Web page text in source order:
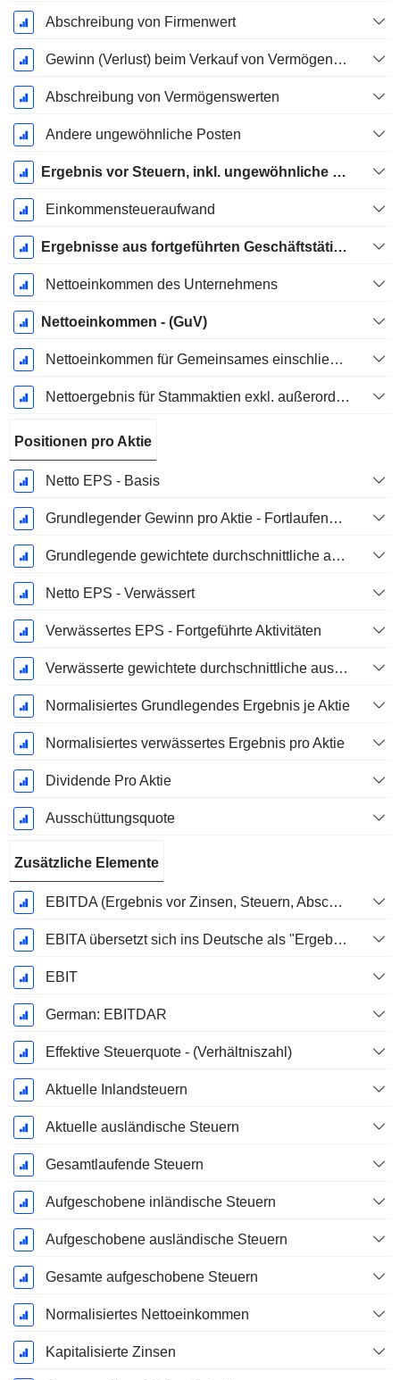
Abschreibung von Firmenwert
Gewinn (Verlust) beim Verkauf von Vermögenswerten
Abschreibung von Vermögenswerten
Andere ungewöhnliche Posten
Ergebnis vor Steuern, inkl. ungewöhnliche Posten
Einkommensteueraufwand
Ergebnisse aus fortgeführten Geschäftstätigkeiten
Nettoeinkommen des Unternehmens
Nettoeinkommen - (GuV)
Nettoeinkommen für Gemeinsames einschließlich außerordentlicher Posten
Nettoergebnis für Stammaktien exkl. außerordentliche Posten
Positionen pro Aktie
Netto EPS - Basis
Grundlegender Gewinn pro Aktie - Fortlaufende Geschäftstätigkeit
Grundlegende gewichtete durchschnittliche ausstehende Aktien
Netto EPS - Verwässert
Verwässertes EPS - Fortgeführte Aktivitäten
Verwässerte gewichtete durchschnittliche ausstehende Aktien
Normalisiertes Grundlegendes Ergebnis je Aktie
Normalisiertes verwässertes Ergebnis pro Aktie
Dividende Pro Aktie
Ausschüttungsquote
Zusätzliche Elemente
EBITDA (Ergebnis vor Zinsen, Steuern, Abschreibungen auf immaterielle Vermögenswerte und Sachanlagen)
EBITA übersetzt sich ins Deutsche als "Ergebnis vor Zinsen, Steuern und Abschreibungen".
EBIT
German: EBITDAR
Effektive Steuerquote - (Verhältniszahl)
Aktuelle Inlandsteuern
Aktuelle ausländische Steuern
Gesamtlaufende Steuern
Aufgeschobene inländische Steuern
Aufgeschobene ausländische Steuern
Gesamte aufgeschobene Steuern
Normalisiertes Nettoeinkommen
Kapitalisierte Zinsen